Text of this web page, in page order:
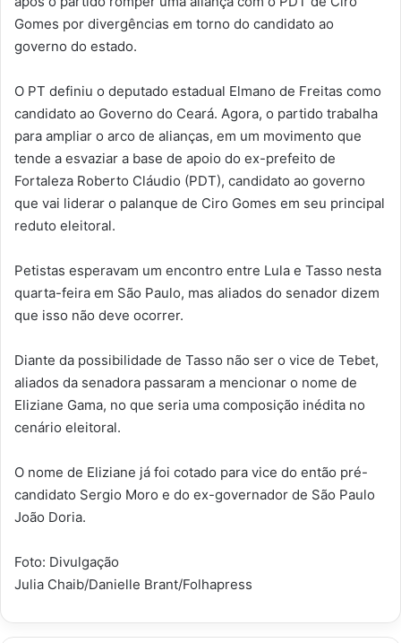
Gomes por divergências em torno do candidato ao
governo do estado.
O PT definiu o deputado estadual Elmano de Freitas como
candidato ao Governo do Ceará. Agora, o partido trabalha
para ampliar o arco de alianças, em um movimento que
tende a esvaziar a base de apoio do ex-prefeito de
Fortaleza Roberto Cláudio (PDT), candidato ao governo
que vai liderar o palanque de Ciro Gomes em seu principal
reduto eleitoral.
Petistas esperavam um encontro entre Lula e Tasso nesta
quarta-feira em São Paulo, mas aliados do senador dizem
que isso não deve ocorrer.
Diante da possibilidade de Tasso não ser o vice de Tebet,
aliados da senadora passaram a mencionar o nome de
Eliziane Gama, no que seria uma composição inédita no
cenário eleitoral.
O nome de Eliziane já foi cotado para vice do então pré-
candidato Sergio Moro e do ex-governador de São Paulo
João Doria.
Foto: Divulgação
Julia Chaib/Danielle Brant/Folhapress